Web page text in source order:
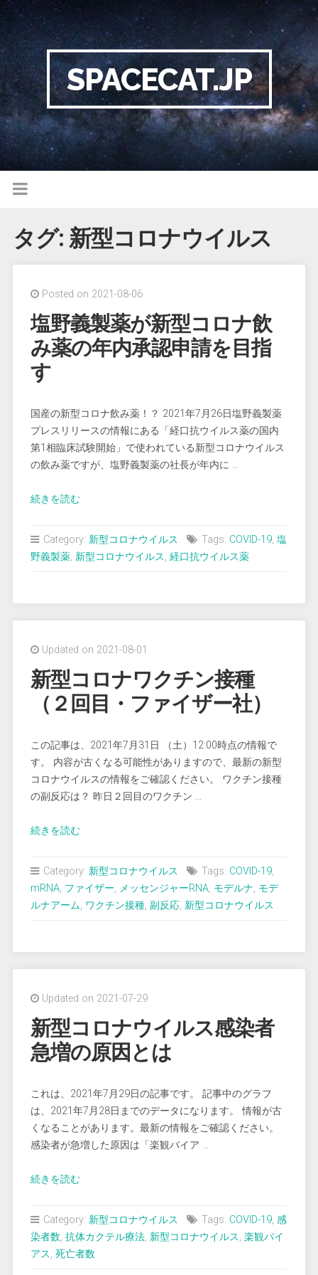
SPACECAT.JP
タグ: 新型コロナウイルス
Posted on 2021-08-06
塩野義製薬が新型コロナ飲
み薬の年内承認申請を目指
す
国産の新型コロナ飲み薬！？ 2021年7月26日塩野義製薬
プレスリリースの情報にある「経口抗ウイルス薬の国内
第1相臨床試験開始」で使われている新型コロナウイルス
の飲み薬ですが、塩野義製薬の社長が年内に …
続きを読む“塩
製
新
型
ロ
飲
み
年
目
指
す”
Category: 新型コロナウイルス Tags: COVID-19, 塩
野義製薬, 新型コロナウイルス, 経口抗ウイルス薬
Updated on 2021-08-01
新型コロナワクチン接種
（２回目・ファイザー社）
この記事は、2021年7月31日 （土）12:00時点の情報で
す。 内容が古くなる可能性がありますので、最新の新型
コロナウイルスの情報をご確認ください。 ワクチン接種
の副反応は？ 昨日２回目のワクチン …
続きを読む“新
チ
ン
種
回
目・
ー
Category: 新型コロナウイルス Tags: COVID-19,
mRNA, ファイザー, メッセンジャーRNA, モデルナ, モデ
ルナアーム, ワクチン接種, 副反応, 新型コロナウイルス
Updated on 2021-07-29
新型コロナウイルス感染者
急増の原因とは
これは、2021年7月29日の記事です。 記事中のグラフ
は、2021年7月28日までのデータになります。 情報が古
くなることがあります。最新の情報をご確認ください。
感染者が急増した原因は「楽観バイア …
続きを読む“新
ロ
ナ
Category: 新型コロナウイルス Tags: COVID-19, 感
染者数, 抗体カクテル療法, 新型コロナウイルス, 楽観バイ
アス, 死亡者数